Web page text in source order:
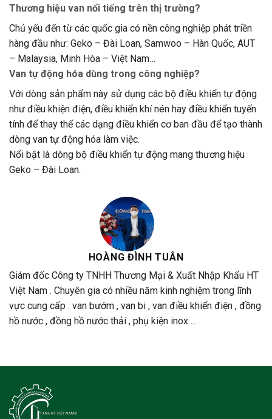
Thương hiệu van nổi tiếng trên thị trường?
Chủ yếu đến từ các quốc gia có nền công nghiệp phát triền
hàng đầu như: Geko – Đài Loan, Samwoo – Hàn Quốc, AUT
– Malaysia, Minh Hòa – Việt Nam…
Van tự động hóa dùng trong công nghiệp?
Với dòng sản phẩm này sử dụng các bộ điều khiển tự động
như điều khiện điện, điều khiển khí nén hay điều khiển tuyến
tính để thay thế các dạng điều khiển cơ ban đầu để tạo thành
dòng van tự động hóa làm việc.
Nổi bật là dòng bộ điều khiển tự động mang thương hiệu
Geko – Đài Loan.
HOÀNG ĐÌNH TUÂN
Giám đốc Công ty TNHH Thương Mại & Xuất Nhập Khẩu HT
Việt Nam . Chuyên gia có nhiều năm kinh nghiệm trong lĩnh
vực cung cấp : van bướm , van bi , van điều khiển điện , đồng
hồ nước , đồng hồ nước thải , phụ kiện inox ...